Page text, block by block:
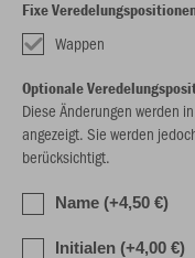
Fixe
Wappen
Optionale
Diese Änderungen werden
angezeigt. Sie werden
berücksichtigt.
Name (+4,50 €)
Initialen (+4,00 €)